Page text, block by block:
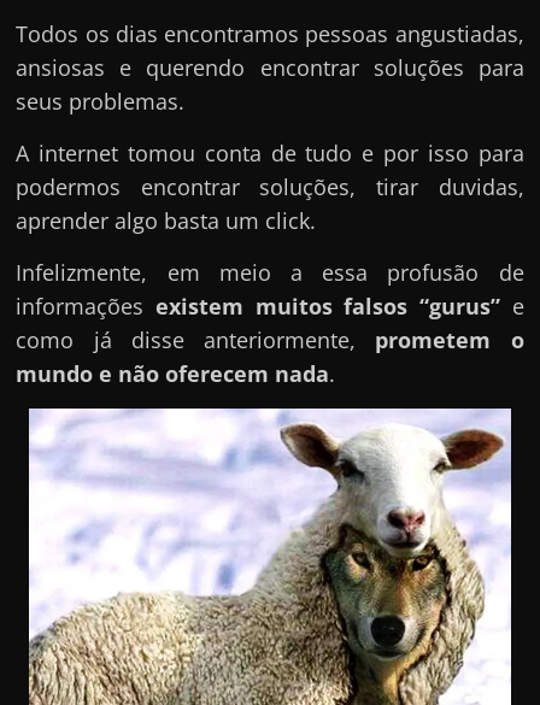
Todos os dias encontramos pessoas angustiadas,
ansiosas e querendo encontrar soluções para
seus problemas.
A internet tomou conta de tudo e por isso para
podermos encontrar soluções, tirar duvidas,
aprender algo basta um click.
Infelizmente, em meio a essa profusão de
informaçõesexistem muitos falsos “gurus”e
como já disse anteriormente, prometem o
mundo e não oferecem nada.